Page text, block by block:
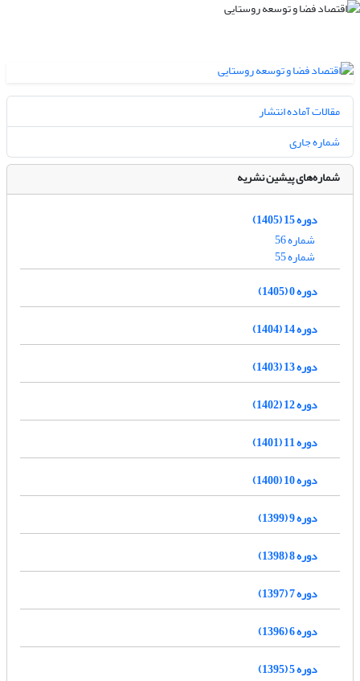
مقالات آماده انتشار
شماره جاری
شماره‌های پیشین نشریه
دوره 15 (1405)
شماره 56
شماره 55
دوره 0 (1405)
دوره 14 (1404)
دوره 13 (1403)
دوره 12 (1402)
دوره 11 (1401)
دوره 10 (1400)
دوره 9 (1399)
دوره 8 (1398)
دوره 7 (1397)
دوره 6 (1396)
دوره 5 (1395)